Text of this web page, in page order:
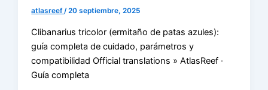
atlasreef/20 septiembre, 2025
Clibanarius tricolor (ermitaño de patas azules):
guía completa de cuidado, parámetros y
compatibilidad Official translations » AtlasReef ·
Guía completa